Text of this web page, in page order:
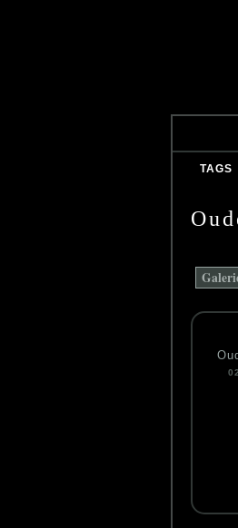
TAGS